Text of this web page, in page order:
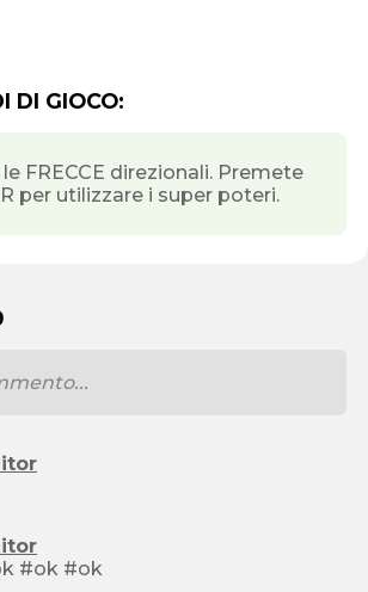
DI GIOCO:
FRECCE direzionali. Premete
per utilizzare i super poteri.
#ok #ok #ok #ok